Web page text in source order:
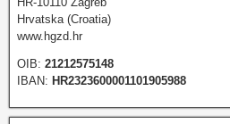
Hrvatska (Croatia)
www.hgzd.hr
OIB: 21212575148
IBAN: HR2323600001101905988